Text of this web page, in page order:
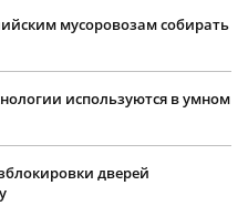
мусоровозам собирать
используются в умном
дверей